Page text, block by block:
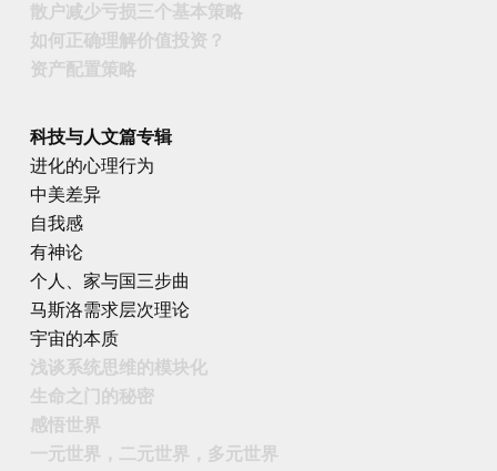
散户减少亏损三个基本策略
如何正确理解价值投资？
资产配置策略
科技与人文篇专辑
进化的心理行为
中美差异
自我感
有神论
个人、家与国三步曲
马斯洛需求层次理论
宇宙的本质
浅谈系统思维的模块化
生命之门的秘密
感悟世界
一元世界，二元世界，多元世界